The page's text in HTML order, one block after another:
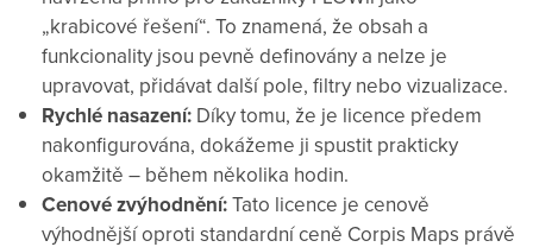
„krabicové řešení“. To znamená, že obsah a
funkcionality jsou pevně definovány a nelze je
upravovat, přidávat další pole, filtry nebo vizualizace.
Rychlé nasazení: Díky tomu, že je licence předem
nakonfigurována, dokážeme ji spustit prakticky
okamžitě – během několika hodin.
Cenové zvýhodnění:Tato licence je cenově
výhodnější oproti standardní ceně Corpis Maps právě